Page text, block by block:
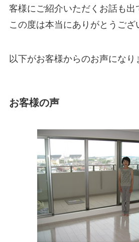
客様にご紹介いただくお話も出
この度は本当にありがとうござ
以下がお客様からのお声になり
お客様の声